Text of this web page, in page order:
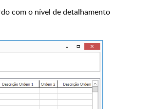
com o nível de detalhamento